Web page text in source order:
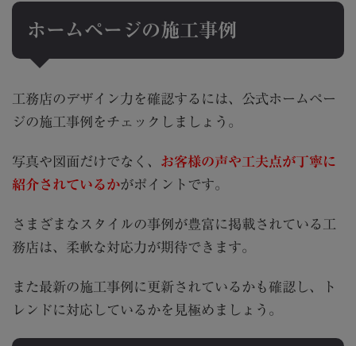
ホームページの施工事例
工務店のデザイン力を確認するには、公式ホームペー
ジの施工事例をチェックしましょう。
写真や図面だけでなく、 お客様の声や工夫点が丁寧に
紹介されているかがポイントです。
さまざまなスタイルの事例が豊富に掲載されている工
務店は、柔軟な対応力が期待できます。
また最新の施工事例に更新されているかも確認し、ト
レンドに対応しているかを見極めましょう。